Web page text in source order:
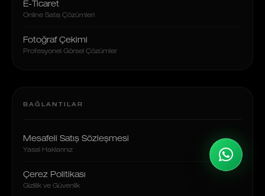
E-Ticaret
Online Satış Çözümleri
Fotoğraf Çekimi
Profesyonel Görsel Çözümler
BAĞLANTILAR
Mesafeli Satış Sözleşmesi
Yasal Haklarınız
Çerez Politikası
Gizlilik ve Güvenlik